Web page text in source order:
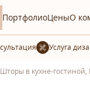
ПортфолиоЦеныО
Услуга
Шторы в кухне-